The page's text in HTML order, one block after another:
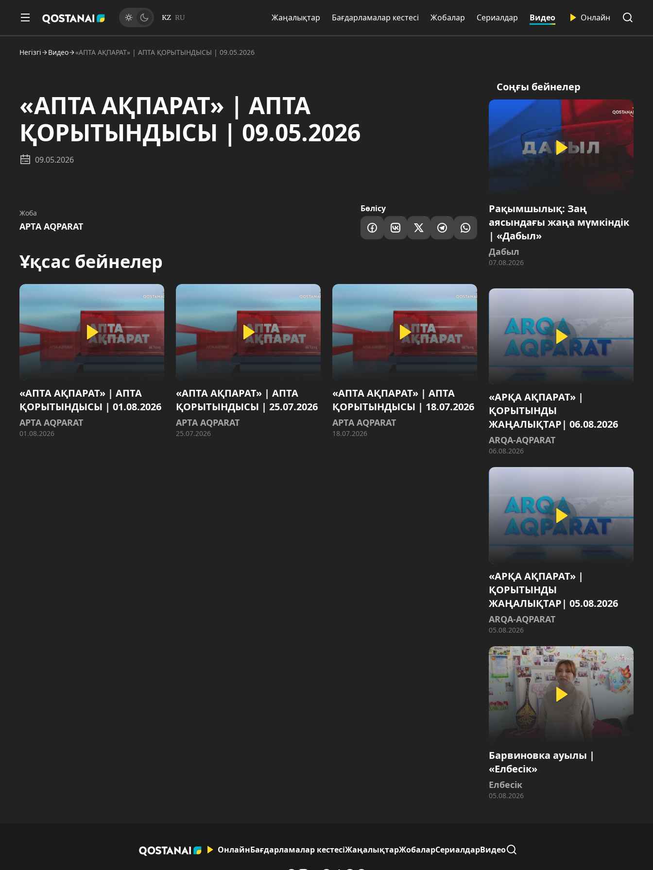
KZ RU Жаңалықтар Бағдарламалар кестесі Жобалар Сериалдар Видео Онлайн
Негізгі Видео «АПТА АҚПАРАТ» | АПТА ҚОРЫТЫНДЫСЫ | 09.05.2026
«АПТА АҚПАРАТ» | АПТА
ҚОРЫТЫНДЫСЫ | 09.05.2026
09.05.2026
Жоба
AРТA AQPARAT
Бөлісу
Ұқсас бейнелер
«АПТА АҚПАРАТ» | АПТА
ҚОРЫТЫНДЫСЫ | 01.08.2026
AРТA AQPARAT
01.08.2026
«АПТА АҚПАРАТ» | АПТА
ҚОРЫТЫНДЫСЫ | 25.07.2026
AРТA AQPARAT
25.07.2026
«АПТА АҚПАРАТ» | АПТА
ҚОРЫТЫНДЫСЫ | 18.07.2026
AРТA AQPARAT
18.07.2026
Соңғы бейнелер
Рақымшылық: Заң
аясындағы жаңа мүмкіндік
| «Дабыл»
Дабыл
07.08.2026
«АРҚА АҚПАРАТ» |
ҚОРЫТЫНДЫ
ЖАҢАЛЫҚТАР| 06.08.2026
ARQA-AQPARAT
06.08.2026
«АРҚА АҚПАРАТ» |
ҚОРЫТЫНДЫ
ЖАҢАЛЫҚТАР| 05.08.2026
ARQA-AQPARAT
05.08.2026
Барвиновка ауылы |
«Елбесік»
Елбесік
05.08.2026
ОнлайнБағдарламалар кестесіЖаңалықтарЖобаларСериалдарВидео